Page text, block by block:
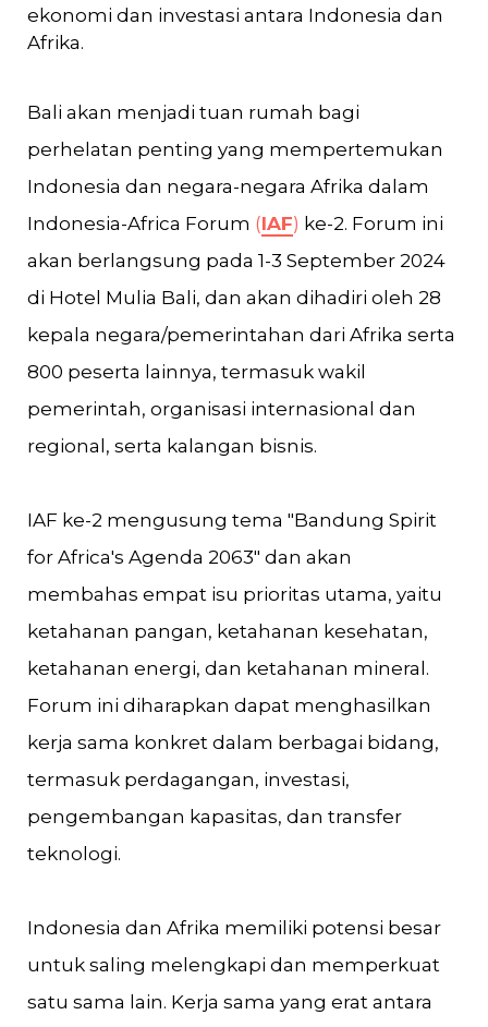
ekonomi dan investasi antara Indonesia dan
Afrika.
Bali akan menjadi tuan rumah bagi
perhelatan penting yang mempertemukan
Indonesia dan negara-negara Afrika dalam
Indonesia-Africa Forum (IAF) ke-2. Forum ini
akan berlangsung pada 1-3 September 2024
di Hotel Mulia Bali, dan akan dihadiri oleh 28
kepala negara/pemerintahan dari Afrika serta
800 peserta lainnya, termasuk wakil
pemerintah, organisasi internasional dan
regional, serta kalangan bisnis.
IAF ke-2 mengusung tema "Bandung Spirit
for Africa's Agenda 2063" dan akan
membahas empat isu prioritas utama, yaitu
ketahanan pangan, ketahanan kesehatan,
ketahanan energi, dan ketahanan mineral.
Forum ini diharapkan dapat menghasilkan
kerja sama konkret dalam berbagai bidang,
termasuk perdagangan, investasi,
pengembangan kapasitas, dan transfer
teknologi.
Indonesia dan Afrika memiliki potensi besar
untuk saling melengkapi dan memperkuat
satu sama lain. Kerja sama yang erat antara